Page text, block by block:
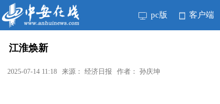
pc版 客户端
江淮焕新
2025-07-14 11:18 来源： 经济日报 作者： 孙庆坤